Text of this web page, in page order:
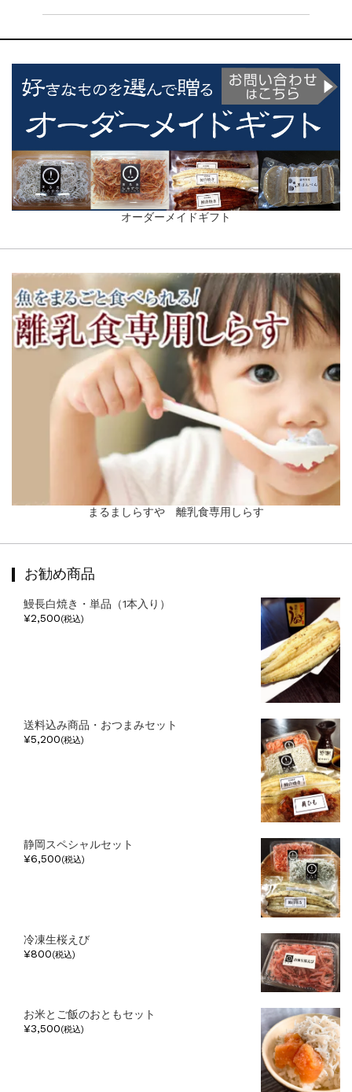
オーダーメイドギフト
まるましらすや 離乳食専用しらす
お勧め商品
鰻長白焼き・単品（1本入り）
¥2,500(税込)
送料込み商品・おつまみセット
¥5,200(税込)
静岡スペシャルセット
¥6,500(税込)
冷凍生桜えび
¥800(税込)
お米とご飯のおともセット
¥3,500(税込)